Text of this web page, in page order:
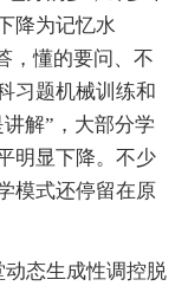
降为记忆水
，懂的要问、不
习题机械训练和
解”，大部分学
明显下降。不少
模式还停留在原
动态生成性调控脱